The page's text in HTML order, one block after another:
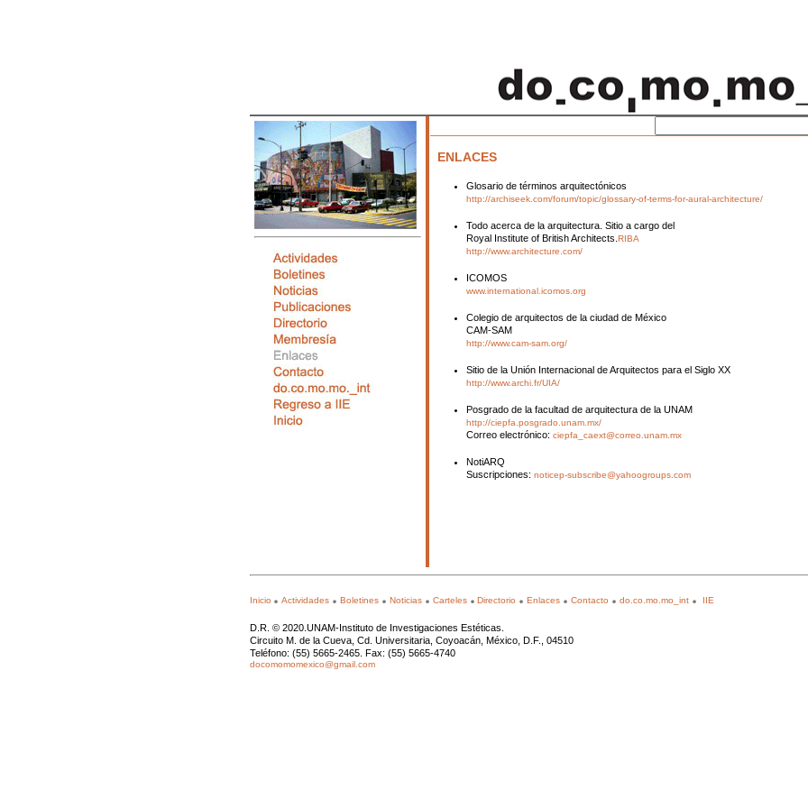
ENLACES
Glosario de términos arquitectónicos
http://archiseek.com/forum/topic/glossary-of-terms-for-aural-architecture/
Todo acerca de la arquitectura. Sitio a cargo del
Royal Institute of British Architects. RIBA
http://www.architecture.com/
ICOMOS
www.international.icomos.org
Colegio de arquitectos de la ciudad de México
CAM-SAM
http://www.cam-sam.org/
Sitio de la Unión Internacional de Arquitectos para el Siglo XX
http://www.archi.fr/UIA/
Posgrado de la facultad de arquitectura de la UNAM
http://ciepfa.posgrado.unam.mx/
Correo electrónico: ciepfa_caext@correo.unam.mx
NotiARQ
Suscripciones: noticep-subscribe@yahoogroups.com
Inicio Actividades Boletines Noticias Carteles Directorio Enlaces Contacto do.co.mo.mo_int IIE
D.R. © 2020.UNAM-Instituto de Investigaciones Estéticas.
Circuito M. de la Cueva, Cd. Universitaria, Coyoacán, México, D.F., 04510
Teléfono: (55) 5665-2465. Fax: (55) 5665-4740
docomomomexico@gmail.com